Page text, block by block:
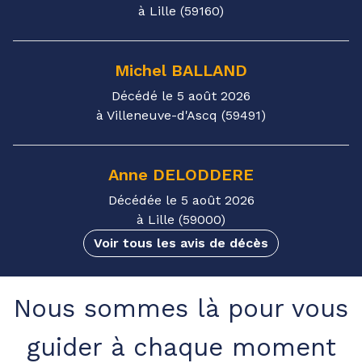
à Lille (59160)
Michel BALLAND
Décédé le 5 août 2026
à Villeneuve-d'Ascq (59491)
Anne DELODDERE
Décédée le 5 août 2026
à Lille (59000)
Voir tous les avis de décès
Nous sommes là pour vous
guider à chaque moment